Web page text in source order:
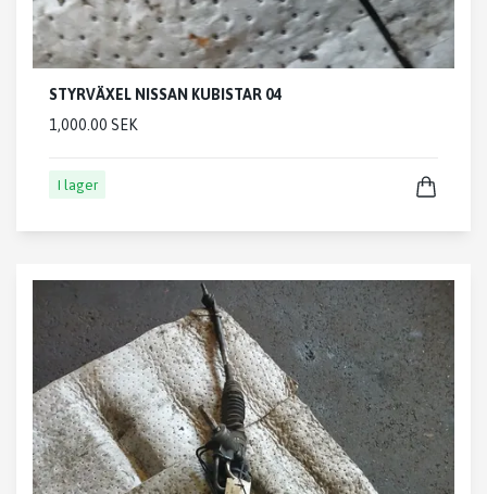
STYRVÄXEL NISSAN KUBISTAR 04
1,000.00 SEK
I lager